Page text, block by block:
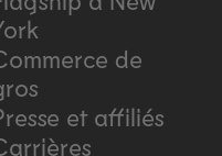
de
et affiliés